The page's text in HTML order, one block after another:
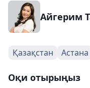
Айгерим
Қазақстан Астана
Оқи отырыңыз